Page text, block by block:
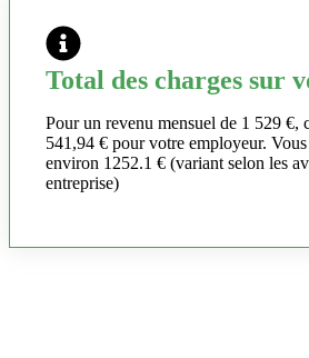
Total des charges sur
Pour un revenu mensuel de 1 529 €,
541,94 € pour votre employeur.
environ 1252.1 € (variant selon les
entreprise)